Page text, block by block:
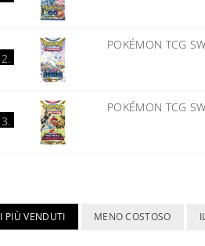
2.
POKÉMON TCG
3.
POKÉMON TCG
I PIÙ VENDUTI MENO COSTOSO